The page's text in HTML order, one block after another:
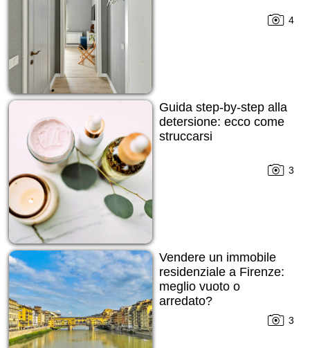
4
Guida step-by-step alla
detersione: ecco come
struccarsi
3
Vendere un immobile
residenziale a Firenze:
meglio vuoto o
arredato?
3